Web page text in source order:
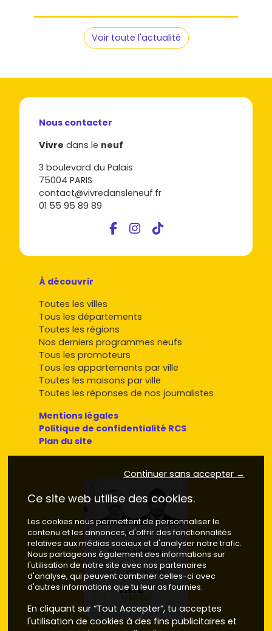
Voir toute l'actualité
Nous contacter
Vivre dans le neuf
3 boulevard du Palais
75004 PARIS
contact@vivredansleneuf.fr
01 55 95 89 89
À découvrir
Toutes les villes
Tous les départements
Toutes les régions
Nos derniers programmes neufs
Tous les promoteurs
Tous les appartements par ville
Toutes les maisons par ville
Toutes les réponses de nos journalistes
Mentions légales
Politique de confidentialité RCS
Plan du site
Continuer sans accepter →
Ce site web utilise des cookies.
Les cookies nous permettent de personnaliser le
contenu et les annonces, d'offrir des fonctionnalités
relatives aux médias sociaux et d'analyser notre trafic.
Nous partageons également des informations sur
l'utilisation de notre site avec nos partenaires
d'analyse, qui peuvent combiner celles-ci avec
d'autres informations que tu leur as fournies.
En cliquant sur “Tout Accepter”, tu acceptes
l'utilisation de cookies à des fins publicitaires et